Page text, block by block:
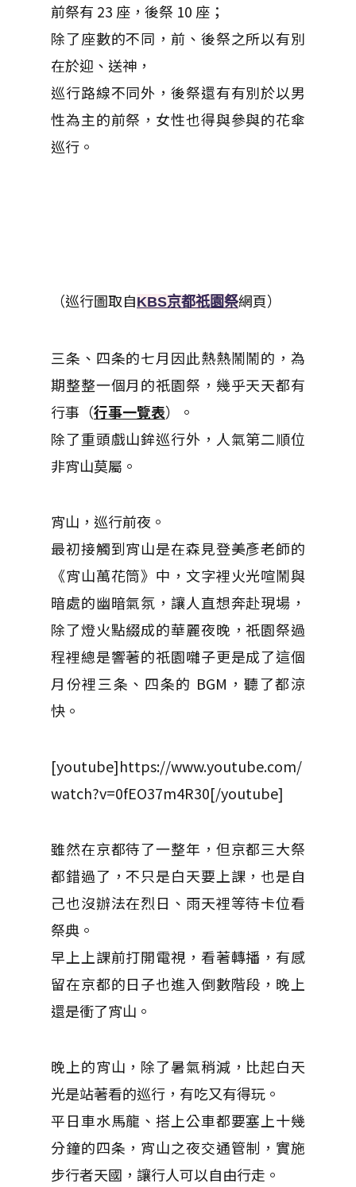
前祭有 23 座，後祭 10 座；
除了座數的不同，前、後祭之所以有別
在於迎、送神，
巡行路線不同外，後祭還有有別於以男
性為主的前祭，女性也得與參與的花傘
巡行。
（巡行圖取自KBS京都祇園祭網頁）
三条、四条的七月因此熱熱鬧鬧的，為
期整整一個月的祇園祭，幾乎天天都有
行事（行事一覽表）。
除了重頭戲山鉾巡行外，人氣第二順位
非宵山莫屬。
宵山，巡行前夜。
最初接觸到宵山是在森見登美彥老師的
《宵山萬花筒》中，文字裡火光喧鬧與
暗處的幽暗氣氛，讓人直想奔赴現場，
除了燈火點綴成的華麗夜晚，祇園祭過
程裡總是響著的祇園囃子更是成了這個
月份裡三条、四条的 BGM，聽了都涼
快。
[youtube]https://www.youtube.com/
watch?v=0fEO37m4R30[/youtube]
雖然在京都待了一整年，但京都三大祭
都錯過了，不只是白天要上課，也是自
己也沒辦法在烈日、雨天裡等待卡位看
祭典。
早上上課前打開電視，看著轉播，有感
留在京都的日子也進入倒數階段，晚上
還是衝了宵山。
晚上的宵山，除了暑氣稍減，比起白天
光是站著看的巡行，有吃又有得玩。
平日車水馬龍、搭上公車都要塞上十幾
分鐘的四条，宵山之夜交通管制，實施
步行者天國，讓行人可以自由行走。